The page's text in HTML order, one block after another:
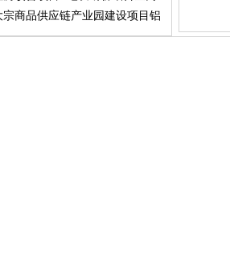
商品供应链产业园建设项目铝